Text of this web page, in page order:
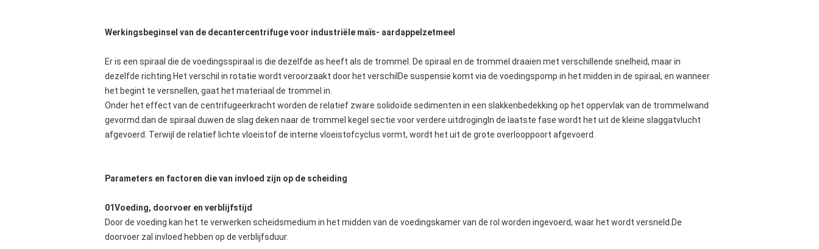
Werkingsbeginsel van de decantercentrifuge voor industriële maïs- aardappelzetmeel
Er is een spiraal die de voedingsspiraal is die dezelfde as heeft als de trommel. De spiraal en de trommel draaien met verschillende snelheid, maar in
dezelfde richting.Het verschil in rotatie wordt veroorzaakt door het verschilDe suspensie komt via de voedingspomp in het midden in de spiraal, en wanneer
het begint te versnellen, gaat het materiaal de trommel in.
Onder het effect van de centrifugeerkracht worden de relatief zware solidoïde sedimenten in een slakkenbedekking op het oppervlak van de trommelwand
gevormd.dan de spiraal duwen de slag deken naar de trommel kegel sectie voor verdere uitdrogingIn de laatste fase wordt het uit de kleine slaggatvlucht
afgevoerd. Terwijl de relatief lichte vloeistof de interne vloeistofcyclus vormt, wordt het uit de grote overlooppoort afgevoerd.
Parameters en factoren die van invloed zijn op de scheiding
01Voeding, doorvoer en verblijfstijd
Door de voeding kan het te verwerken scheidsmedium in het midden van de voedingskamer van de rol worden ingevoerd, waar het wordt versneld.De
doorvoer zal invloed hebben op de verblijfsduur.